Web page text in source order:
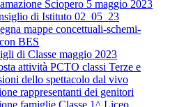
Sciopero 5 maggio 2023
di Istituto 02_05_23
mappe concettuali-schemi-
BES
di Classe maggio 2023
attività PCTO classi Terze e
dello spettacolo dal vivo
rappresentanti dei genitori